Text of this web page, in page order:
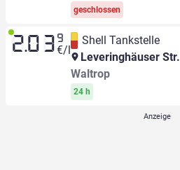
geschlossen
2.03 9
€/l
Shell Tankstelle
Leveringhäuser Str.
Waltrop
24 h